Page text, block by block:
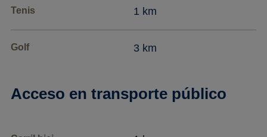
Tenis 1 km
Golf 3 km
Acceso en transporte público